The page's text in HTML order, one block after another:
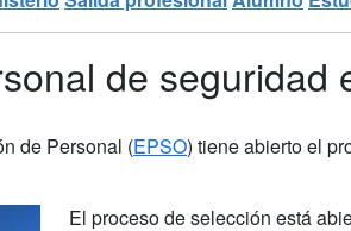
de seguridad
de Personal (EPSO) tiene abierto el
El proceso de selección está